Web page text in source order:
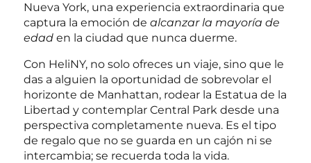
Nueva York, una experiencia extraordinaria que
captura la emoción de alcanzar la mayoría de
edad en la ciudad que nunca duerme.
Con HeliNY, no solo ofreces un viaje, sino que le
das a alguien la oportunidad de sobrevolar el
horizonte de Manhattan, rodear la Estatua de la
Libertad y contemplar Central Park desde una
perspectiva completamente nueva. Es el tipo
de regalo que no se guarda en un cajón ni se
intercambia; se recuerda toda la vida.